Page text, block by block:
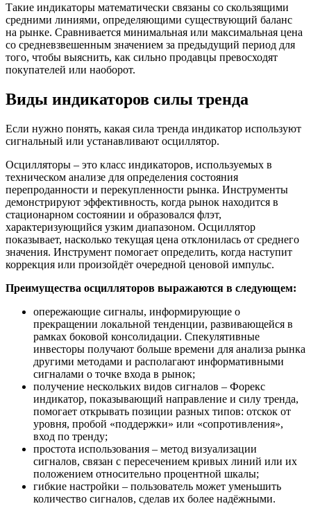
Такие индикаторы математически связаны со скользящими
средними линиями, определяющими существующий баланс
на рынке. Сравнивается минимальная или максимальная цена
со средневзвешенным значением за предыдущий период для
того, чтобы выяснить, как сильно продавцы превосходят
покупателей или наоборот.
Виды индикаторов силы тренда
Если нужно понять, какая сила тренда индикатор используют
сигнальный или устанавливают осциллятор.
Осцилляторы – это класс индикаторов, используемых в
техническом анализе для определения состояния
перепроданности и перекупленности рынка. Инструменты
демонстрируют эффективность, когда рынок находится в
стационарном состоянии и образовался флэт,
характеризующийся узким диапазоном. Осциллятор
показывает, насколько текущая цена отклонилась от среднего
значения. Инструмент помогает определить, когда наступит
коррекция или произойдёт очередной ценовой импульс.
Преимущества осцилляторов выражаются в следующем:
опережающие сигналы, информирующие о
прекращении локальной тенденции, развивающейся в
рамках боковой консолидации. Спекулятивные
инвесторы получают больше времени для анализа рынка
другими методами и располагают информативными
сигналами о точке входа в рынок;
получение нескольких видов сигналов – Форекс
индикатор, показывающий направление и силу тренда,
помогает открывать позиции разных типов: отскок от
уровня, пробой «поддержки» или «сопротивления»,
вход по тренду;
простота использования – метод визуализации
сигналов, связан с пересечением кривых линий или их
положением относительно процентной шкалы;
гибкие настройки – пользователь может уменьшить
количество сигналов, сделав их более надёжными.